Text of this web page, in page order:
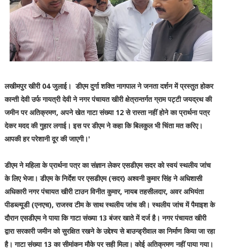
लखीमपुर खीरी 04 जुलाई। डीएम दुर्गा शक्ति नागपाल ने जनता दर्शन में प्रस्तुत होकर
कान्ती देवी उर्फ गायत्री देवी ने नगर पंचायत खीरी क्षेत्रान्तर्गत ग्राम पट्टी जयद्रथ की
जमीन पर अतिक्रमण, अपने खेत गाटा संख्या 12 से रास्ता नहीं होने का प्रार्थना पत्र
देकर मदद की गुहार लगाई। इस पर डीएम ने कहा कि बिलकुल भी चिंता मत करिए।
आपकी हर परेशानी दूर की जाएगी।'
डीएम ने महिला के प्रार्थना पत्र का संज्ञान लेकर एसडीएम सदर को स्वयं स्थलीय जांच
के लिए भेजा। डीएम के निर्देश पर एसडीएम (सदर) अश्वनी कुमार सिंह ने अधिशासी
अधिकारी नगर पंचायत खीरी टाउन विनीत कुमार, नायब तहसीलदार, अवर अभियंता
पीडब्ल्यूडी (एनएच), राजस्व टीम के साथ स्थलीय जांच की। स्थलीय जांच में पैमाइश के
दौरान एसडीएम ने पाया कि गाटा संख्या 13 बंजर खाते में दर्ज है। नगर पंचायत खीरी
द्वारा सरकारी जमीन को सुरक्षित रखने के उद्देश्य से बाउन्ड्रीवाल का निर्माण किया जा रहा
है। गाटा संख्या 13 का सीमांकन मौके पर सही मिला। कोई अतिक्रमण नहीं पाया गया।